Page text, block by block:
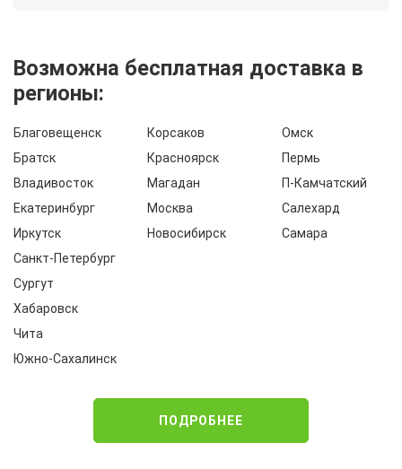
Возможна бесплатная доставка в
регионы:
Благовещенск
Братск
Владивосток
Екатеринбург
Иркутск
Корсаков
Красноярск
Магадан
Москва
Новосибирск
Омск
Пермь
П-Камчатский
Салехард
Самара
Санкт-Петербург
Сургут
Хабаровск
Чита
Южно-Сахалинск
ПОДРОБНЕЕ